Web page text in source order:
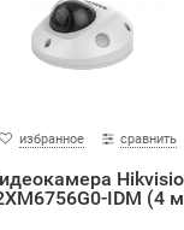
избранное сравнить
IDM (4